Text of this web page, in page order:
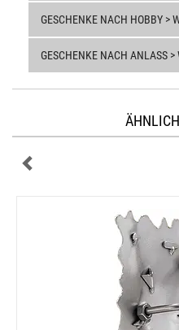
GESCHENKE NACH HOBBY >
GESCHENKE NACH ANLASS